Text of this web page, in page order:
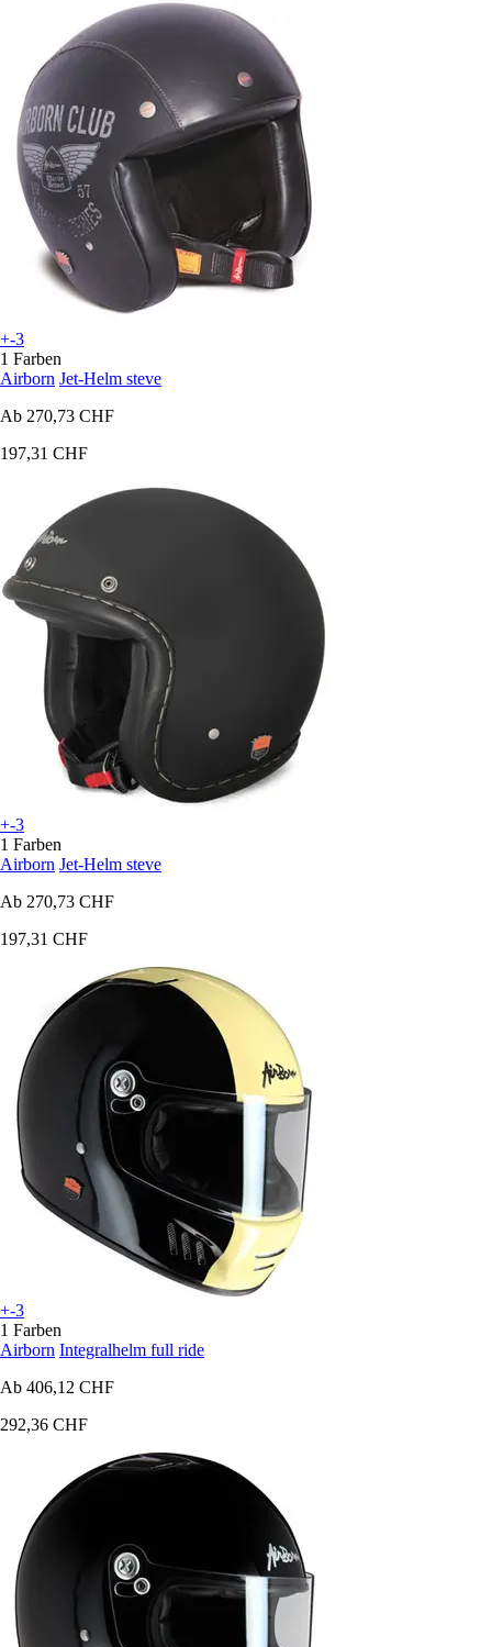
+-3
1 Farben
Airborn Jet-Helm steve
Ab 270,73 CHF
197,31 CHF
+-3
1 Farben
Airborn Jet-Helm steve
Ab 270,73 CHF
197,31 CHF
+-3
1 Farben
Airborn Integralhelm full ride
Ab 406,12 CHF
292,36 CHF